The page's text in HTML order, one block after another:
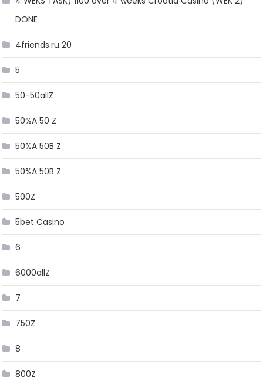
DONE
4friends.ru 20
5
50-50allZ
50%A 50 Z
50%A 50B Z
50%A 50B Z
500Z
5bet Casino
6
6000allZ
7
750Z
8
800Z